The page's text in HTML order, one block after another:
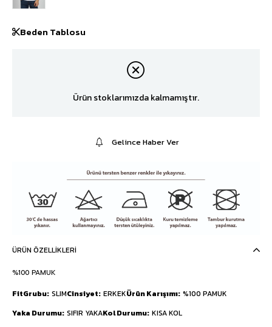
Beden Tablosu
Ürün stoklarımızda kalmamıştır.
Gelince Haber Ver
ÜRÜN ÖZELLIKLERI
%100 PAMUK
FitGrubu SLIMCinsiyet ERKEKÜrün Karışımı %100 PAMUK
Yaka Durumu SIFIR YAKAKol Durumu KISA KOL